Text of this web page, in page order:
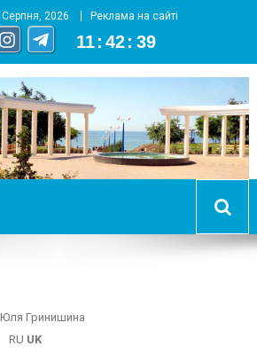
Серпня, 2026 Реклама на сайті
11 : 42 : 40
города Южный
Юля Гринишина
RU UK